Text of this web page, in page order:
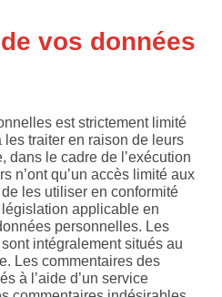
vos données
est strictement limité
traiter en raison de leurs
dans le cadre de l’exécution
n’ont qu’un accès limité aux
les utiliser en conformité
applicable en
personnelles. Les
intégralement situés au
Les commentaires des
à l’aide d’un service